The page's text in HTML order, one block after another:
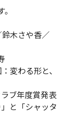
木さや香／
変わる形と、
ブ年度賞発表
と「シャッタ